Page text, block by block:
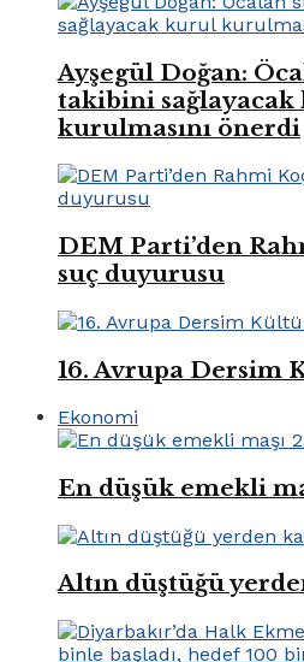
Ayşegül Doğan:
takibini
kurulmasını önerdi
DEM Parti’den
suç duyurusu
16. Avrupa Dersim
Ekonomi
En düşük emekli
Altın düştüğü